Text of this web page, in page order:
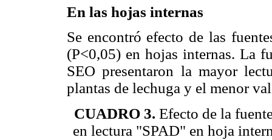
En las hojas internas
Se encontró efecto de las
(P<0,05) en hojas internas. La
SEO presen­taron la mayor
plantas de lechuga y el menor
CUADRO 3. Efecto de la
en lectura "SPAD" en hoja